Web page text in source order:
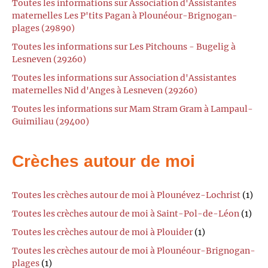
Toutes les informations sur Association d'Assistantes
maternelles Les P'tits Pagan à Plounéour-Brignogan-
plages (29890)
Toutes les informations sur Les Pitchouns - Bugelig à
Lesneven (29260)
Toutes les informations sur Association d'Assistantes
maternelles Nid d'Anges à Lesneven (29260)
Toutes les informations sur Mam Stram Gram à Lampaul-
Guimiliau (29400)
Crèches autour de moi
Toutes les crèches autour de moi à Plounévez-Lochrist (1)
Toutes les crèches autour de moi à Saint-Pol-de-Léon (1)
Toutes les crèches autour de moi à Plouider (1)
Toutes les crèches autour de moi à Plounéour-Brignogan-
plages (1)